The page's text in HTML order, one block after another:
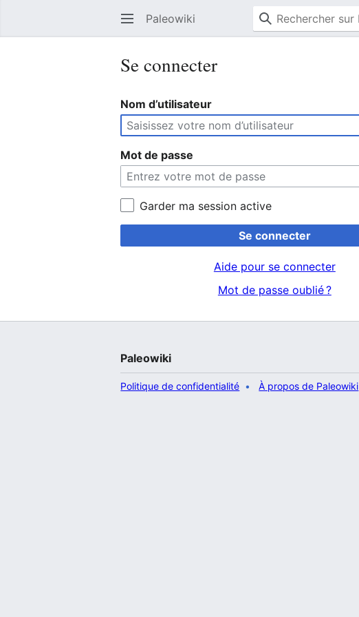
Paleowiki
Se connecter
Nom d’utilisateur
Mot de passe
Garder ma session active
Se connecter
Aide pour se connecter
Mot de passe oublié ?
Paleowiki
Politique de confidentialité À propos de Paleowiki